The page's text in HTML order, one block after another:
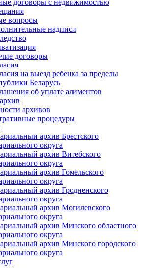
договоры с недвижимостью
вопросы
надписи
договоры
на выезд ребенка за пределы
Беларусь
об уплате алиментов
архивов
процедуры
архив Брестского
округа
архив Витебского
округа
архив Гомельского
округа
архив Гродненского
округа
архив Могилевского
округа
архив Минского областного
округа
архив Минского городского
округа